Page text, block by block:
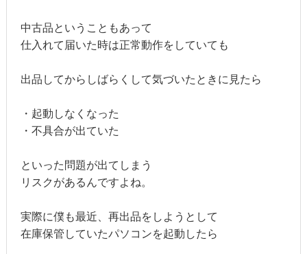
中古品ということもあって
仕入れて届いた時は正常動作をしていても
出品してからしばらくして気づいたときに見たら
・起動しなくなった
・不具合が出ていた
といった問題が出てしまう
リスクがあるんですよね。
実際に僕も最近、再出品をしようとして
在庫保管していたパソコンを起動したら